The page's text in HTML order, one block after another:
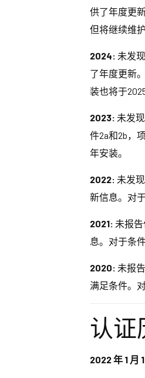
供了年度更
但将继续维
2024: 未发
了年度更新
装也将于
2023: 未发
件2a和2b，
年安装。
2022: 未发
新信息。对
2021: 未报
息。对于条
2020: 未报
满足条件。
认证
2022 年 1 月 1